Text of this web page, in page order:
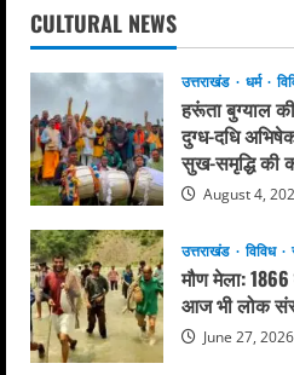
CULTURAL NEWS
उत्तराखंड धर्म
हरूंता बुग्याल
दुग्ध-दधि
सुख-समृद्धि की
August 4,
उत्तराखंड विविध
मौण मेला:
आज भी लोक
June 27, 2026